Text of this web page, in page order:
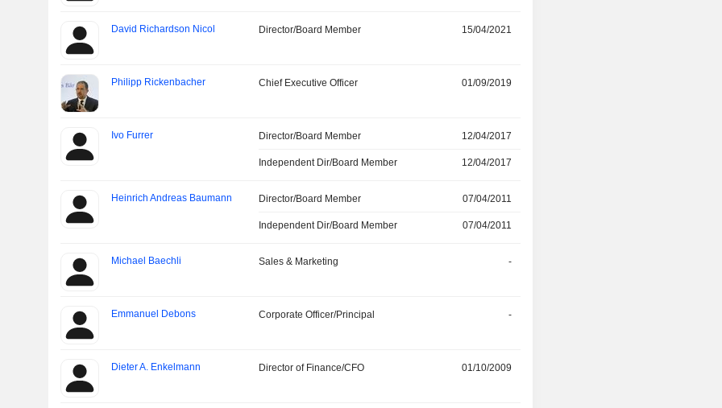
David Richardson Nicol Director/Board Member 15/04/2021
Philipp Rickenbacher Chief Executive Officer 01/09/2019
Ivo Furrer Director/Board Member 12/04/2017
Independent Dir/Board Member 12/04/2017
Heinrich Andreas Baumann Director/Board Member 07/04/2011
Independent Dir/Board Member 07/04/2011
Michael Baechli Sales & Marketing -
Emmanuel Debons Corporate Officer/Principal -
Dieter A. Enkelmann Director of Finance/CFO 01/10/2009